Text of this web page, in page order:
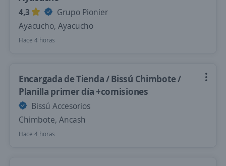
4,3
Grupo Pionier
Ayacucho, Ayacucho
Hace 4 horas
Encargada de Tienda / Bissú Chimbote /
Planilla primer día +comisiones
Bissú Accesorios
Chimbote, Ancash
Hace 4 horas